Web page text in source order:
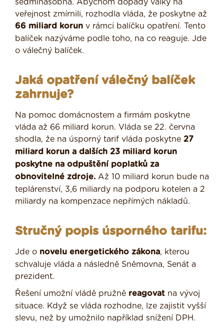
sedminásobná. Abychom dopady války na
veřejnost zmírnili, rozhodla vláda, že poskytne až
66 miliard korun v rámci balíčku opatření. Tento
balíček nazýváme podle toho, na co reaguje. Jde
o válečný balíček.
Jaká opatření válečný balíček
zahrnuje?
Na pomoc domácnostem a firmám poskytne
vláda až 66 miliard korun. Vláda se 22. června
shodla, že na úsporný tarif vláda poskytne 27
miliard korun a dalších 23 miliard korun
poskytne na odpuštění poplatků za
obnovitelné zdroje. Až 10 miliard korun bude na
teplárenství, 3,6 miliardy na podporu kotelen a 2
miliardy na kompenzace nepřímých nákladů.
Stručný popis úsporného tarifu:
Jde o novelu energetického zákona, kterou
schvaluje vláda a následně Sněmovna, Senát a
prezident.
Řešení umožní vládě pružně reagovat na vývoj
situace. Když se vláda rozhodne, lze zajistit vyšší
slevu, než by umožnilo například snížení DPH.